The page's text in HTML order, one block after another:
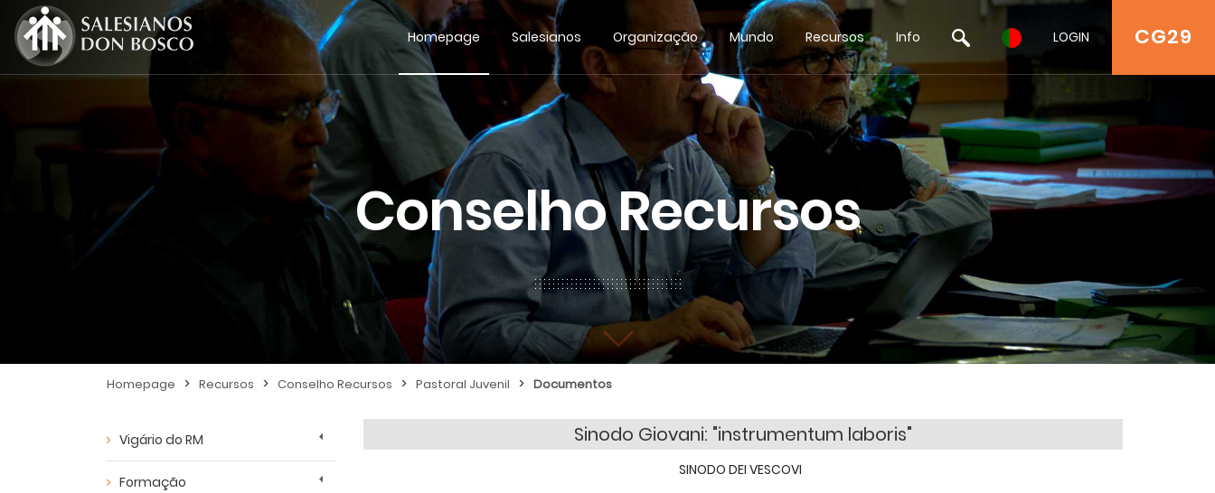
CG29
Homepage Salesianos Organização Mundo Recursos Info LOGIN
Conselho Recursos
Homepage > Recursos > Conselho Recursos > Pastoral Juvenil > Documentos
Vigário do RM
Formação
Sinodo Giovani: "instrumentum laboris"
SINODO DEI VESCOVI